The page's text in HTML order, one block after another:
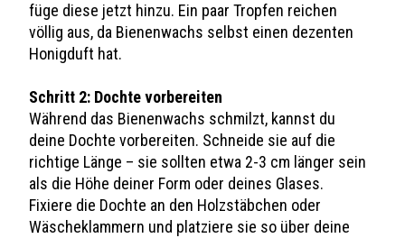
füge diese jetzt hinzu. Ein paar Tropfen reichen
völlig aus, da Bienenwachs selbst einen dezenten
Honigduft hat.
Schritt 2: Dochte vorbereiten
Während das Bienenwachs schmilzt, kannst du
deine Dochte vorbereiten. Schneide sie auf die
richtige Länge – sie sollten etwa 2-3 cm länger sein
als die Höhe deiner Form oder deines Glases.
Fixiere die Dochte an den Holzstäbchen oder
Wäscheklammern und platziere sie so über deine